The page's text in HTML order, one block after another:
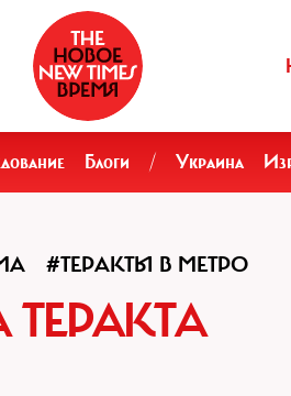
Блоги / Украина
#ТЕРАКТЫ В МЕТРО